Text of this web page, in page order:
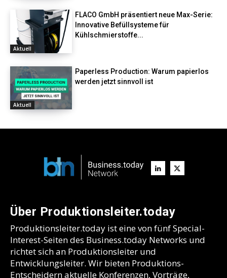
Aktuell
FLACO GmbH präsentiert neue Max-Serie:
Innovative Befüllsysteme für
Kühlschmierstoffe...
Aktuell
Paperless Production: Warum papierlos
werden jetzt sinnvoll ist
Über Produktionsleiter.today
Produktionsleiter.today ist eine von fünf Special-
Interest-Seiten des Business.today Networks und
richtet sich an Produktionsleiter und
Entwicklungsleiter. Wir bieten Produktions-
Entscheidern aktuelle Konferenzen, Vorträge,